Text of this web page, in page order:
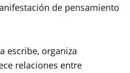
de pensamiento
escribe, organiza
relaciones entre